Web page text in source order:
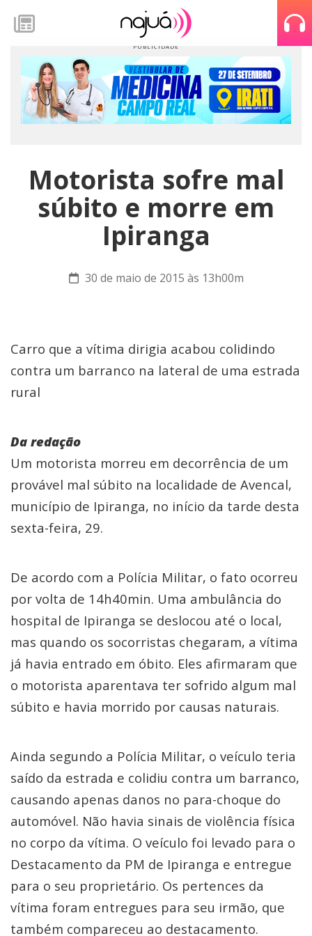
Motorista sofre mal
súbito e morre em
Ipiranga
30 de maio de 2015 às 13h00m
Carro que a vítima dirigia acabou colidindo
contra um barranco na lateral de uma estrada
rural
Da redação
Um motorista morreu em decorrência de um
provável mal súbito na localidade de Avencal,
município de Ipiranga, no início da tarde desta
sexta-feira, 29.
De acordo com a Polícia Militar, o fato ocorreu
por volta de 14h40min. Uma ambulância do
hospital de Ipiranga se deslocou até o local,
mas quando os socorristas chegaram, a vítima
já havia entrado em óbito. Eles afirmaram que
o motorista aparentava ter sofrido algum mal
súbito e havia morrido por causas naturais.
Ainda segundo a Polícia Militar, o veículo teria
saído da estrada e colidiu contra um barranco,
causando apenas danos no para-choque do
automóvel. Não havia sinais de violência física
no corpo da vítima. O veículo foi levado para o
Destacamento da PM de Ipiranga e entregue
para o seu proprietário. Os pertences da
vítima foram entregues para seu irmão, que
também compareceu ao destacamento.